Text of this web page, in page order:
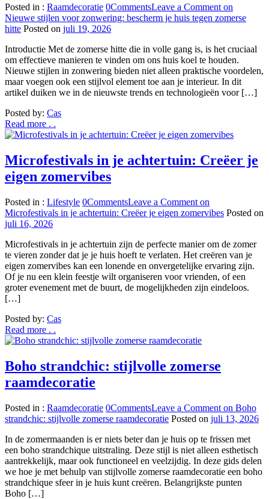
Posted in : Raamdecoratie 0CommentsLeave a Comment on
Nieuwe stijlen voor zonwering: bescherm je huis tegen zomerse
hitte Posted on juli 19, 2026
Introductie Met de zomerse hitte die in volle gang is, is het cruciaal
om effectieve manieren te vinden om ons huis koel te houden.
Nieuwe stijlen in zonwering bieden niet alleen praktische voordelen,
maar voegen ook een stijlvol element toe aan je interieur. In dit
artikel duiken we in de nieuwste trends en technologieën voor […]
Posted by: Cas
Read more . .
Microfestivals in je achtertuin: Creëer je
eigen zomervibes
Posted in : Lifestyle 0CommentsLeave a Comment on
Microfestivals in je achtertuin: Creëer je eigen zomervibes Posted on
juli 16, 2026
Microfestivals in je achtertuin zijn de perfecte manier om de zomer
te vieren zonder dat je je huis hoeft te verlaten. Het creëren van je
eigen zomervibes kan een lonende en onvergetelijke ervaring zijn.
Of je nu een klein feestje wilt organiseren voor vrienden, of een
groter evenement met de buurt, de mogelijkheden zijn eindeloos.
[…]
Posted by: Cas
Read more . .
Boho strandchic: stijlvolle zomerse
raamdecoratie
Posted in : Raamdecoratie 0CommentsLeave a Comment on Boho
strandchic: stijlvolle zomerse raamdecoratie Posted on juli 13, 2026
In de zomermaanden is er niets beter dan je huis op te frissen met
een boho strandchique uitstraling. Deze stijl is niet alleen esthetisch
aantrekkelijk, maar ook functioneel en veelzijdig. In deze gids delen
we hoe je met behulp van stijlvolle zomerse raamdecoratie een boho
strandchique sfeer in je huis kunt creëren. Belangrijkste punten
Boho […]